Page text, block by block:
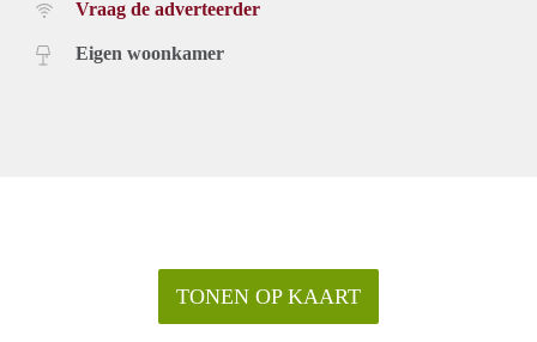
Vraag de adverteerder
Eigen woonkamer
TONEN OP KAART